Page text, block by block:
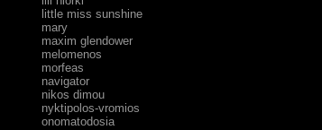
little miss sunshine
mary
maxim glendower
melomenos
morfeas
navigator
nikos dimou
nyktipolos-vromios
onomatodosia